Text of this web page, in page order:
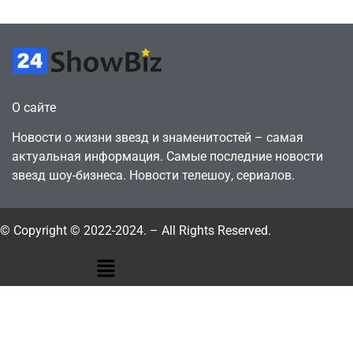
О сайте
Новости о жизни звезд и знаменитостей – самая
актуальная информация. Самые последние новости
звезд шоу-бизнеса. Новости телешоу, сериалов.
© Copyright © 2022-2024. – All Rights Reserved.